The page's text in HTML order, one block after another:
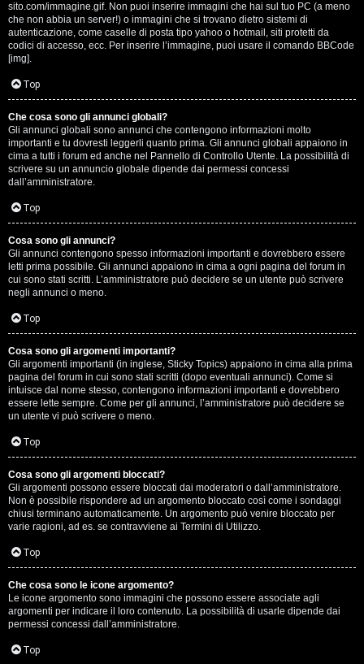
sito.com/immagine.gif. Non puoi inserire immagini che hai sul tuo PC (a meno
che non abbia un server!) o immagini che si trovano dietro sistemi di
autenticazione, come caselle di posta tipo yahoo o hotmail, siti protetti da
codici di accesso, ecc. Per inserire l’immagine, puoi usare il comando BBCode
[img].
Top
Che cosa sono gli annunci globali?
Gli annunci globali sono annunci che contengono informazioni molto
importanti e tu dovresti leggerli quanto prima. Gli annunci globali appaiono in
cima a tutti i forum ed anche nel Pannello di Controllo Utente. La possibilità di
scrivere su un annuncio globale dipende dai permessi concessi
dall’amministratore.
Top
Cosa sono gli annunci?
Gli annunci contengono spesso informazioni importanti e dovrebbero essere
letti prima possibile. Gli annunci appaiono in cima a ogni pagina del forum in
cui sono stati scritti. L’amministratore può decidere se un utente può scrivere
negli annunci o meno.
Top
Cosa sono gli argomenti importanti?
Gli argomenti importanti (in inglese, Sticky Topics) appaiono in cima alla prima
pagina del forum in cui sono stati scritti (dopo eventuali annunci). Come si
intuisce dal nome stesso, contengono informazioni importanti e dovrebbero
essere lette sempre. Come per gli annunci, l’amministratore può decidere se
un utente vi può scrivere o meno.
Top
Cosa sono gli argomenti bloccati?
Gli argomenti possono essere bloccati dai moderatori o dall’amministratore.
Non è possibile rispondere ad un argomento bloccato così come i sondaggi
chiusi terminano automaticamente. Un argomento può venire bloccato per
varie ragioni, ad es. se contravviene ai Termini di Utilizzo.
Top
Che cosa sono le icone argomento?
Le icone argomento sono immagini che possono essere associate agli
argomenti per indicare il loro contenuto. La possibilità di usarle dipende dai
permessi concessi dall’amministratore.
Top
C
o
s
a
c
i
p
i
a
c
e
e
c
o
s
a
n
o
n
c
i
p
i
a